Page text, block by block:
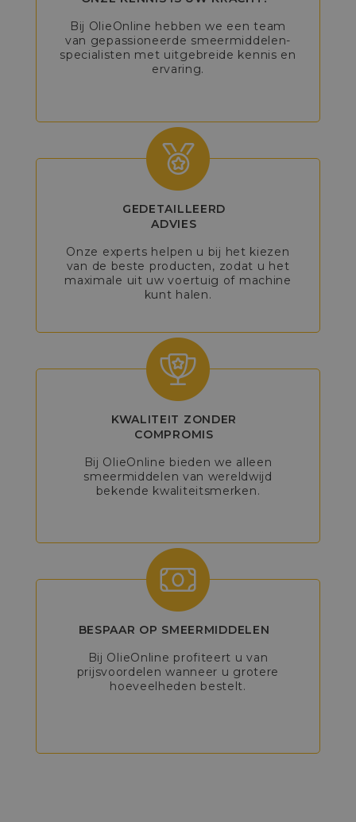
Bij OlieOnline hebben we een team
van gepassioneerde smeermiddelen-
specialisten met uitgebreide kennis en
ervaring.
GEDETAILLEERD
ADVIES
Onze experts helpen u bij het kiezen
van de beste producten, zodat u het
maximale uit uw voertuig of machine
kunt halen.
KWALITEIT ZONDER
COMPROMIS
Bij OlieOnline bieden we alleen
smeermiddelen van wereldwijd
bekende kwaliteitsmerken.
BESPAAR OP SMEERMIDDELEN
Bij OlieOnline profiteert u van
prijsvoordelen wanneer u grotere
hoeveelheden bestelt.